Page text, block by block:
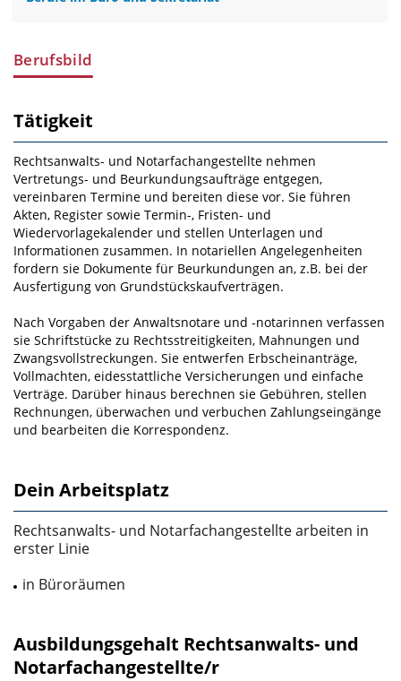
Berufsbild
Tätigkeit
Rechtsanwalts- und Notarfachangestellte nehmen
Vertretungs- und Beurkundungsaufträge entgegen,
vereinbaren Termine und bereiten diese vor. Sie führen
Akten, Register sowie Termin-, Fristen- und
Wiedervorlagekalender und stellen Unterlagen und
Informationen zusammen. In notariellen Angelegenheiten
fordern sie Dokumente für Beurkundungen an, z.B. bei der
Ausfertigung von Grundstückskaufverträgen.
Nach Vorgaben der Anwaltsnotare und ‑notarinnen verfassen
sie Schriftstücke zu Rechtsstreitigkeiten, Mahnungen und
Zwangsvollstreckungen. Sie entwerfen Erbscheinanträge,
Vollmachten, eidesstattliche Versicherungen und einfache
Verträge. Darüber hinaus berechnen sie Gebühren, stellen
Rechnungen, überwachen und verbuchen Zahlungseingänge
und bearbeiten die Korrespondenz.
Dein Arbeitsplatz
Rechtsanwalts- und Notarfachangestellte arbeiten in
erster Linie
in Büroräumen
Ausbildungsgehalt Rechtsanwalts- und
Notarfachangestellte/r